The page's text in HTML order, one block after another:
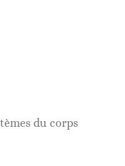
du corps